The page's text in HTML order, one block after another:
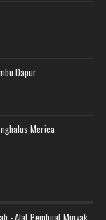
Dapur
Merica
- Alat Pembuat Minyak